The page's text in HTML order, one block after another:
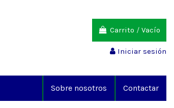
Carrito / Vacío
Iniciar sesión
Contactar
Sobre nosotros